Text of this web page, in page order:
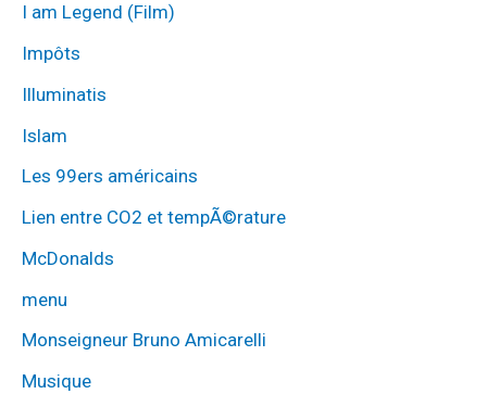
I am Legend (Film)
Impôts
Illuminatis
Islam
Les 99ers américains
Lien entre CO2 et tempÃ©rature
McDonalds
menu
Monseigneur Bruno Amicarelli
Musique